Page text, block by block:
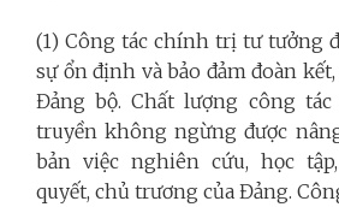
(1) Công tác chính trị tư tưởng
sự ổn định và bảo đảm đoàn
Đảng bộ. Chất lượng công
truyền không ngừng được
bản việc nghiên cứu, học
quyết, chủ trương của Đảng.